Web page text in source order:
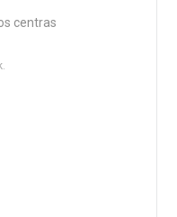
centras